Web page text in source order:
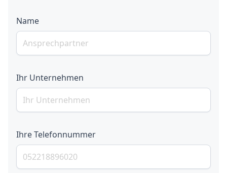
Name
Ihr Unternehmen
Ihre Telefonnummer